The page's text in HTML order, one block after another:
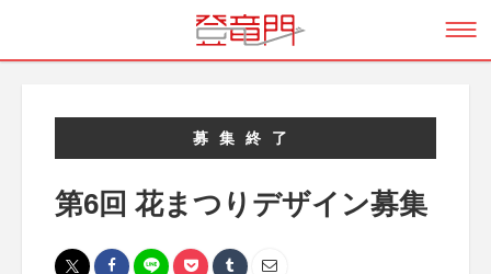
募集終了
第6回 花まつりデザイン募集